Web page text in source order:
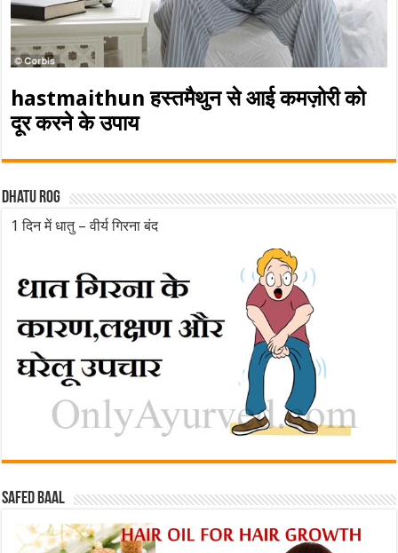
hastmaithun हस्तमैथुन से आई कमज़ोरी को
दूर करने के उपाय
Dhatu rog
1 दिन में धातु – वीर्य गिरना बंद
Safed baal